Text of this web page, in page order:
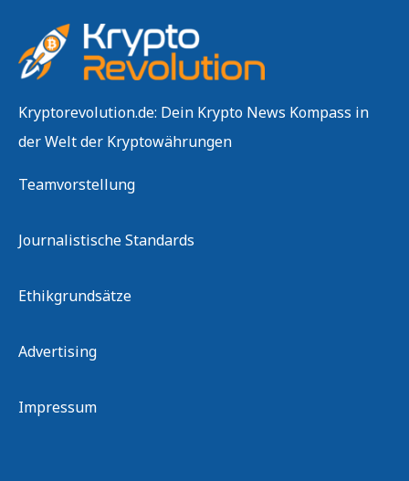
Kryptorevolution.de: Dein Krypto News Kompass in
der Welt der Kryptowährungen
Teamvorstellung
Journalistische Standards
Ethikgrundsätze
Advertising
Impressum